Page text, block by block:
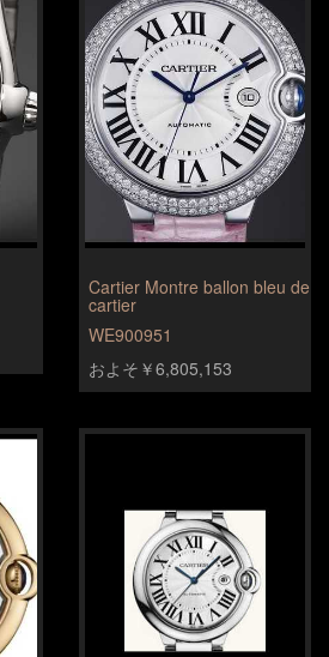
Cartier Montre ballon bleu de
cartier
WE900951
およそ￥6,805,153